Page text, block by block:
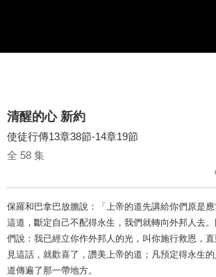
清醒的心 新約
使徒行傳13章38節-14章19節
全 58 集
保羅和巴拿巴放膽說：「上帝的道先講給你們原是
這道，斷定自己不配得永生，我們就轉向外邦人去
們說：我已經立你作外邦人的光，叫你施行救恩，
見這話，就歡喜了，讚美上帝的道；凡預定得永生
道傳遍了那一帶地方。